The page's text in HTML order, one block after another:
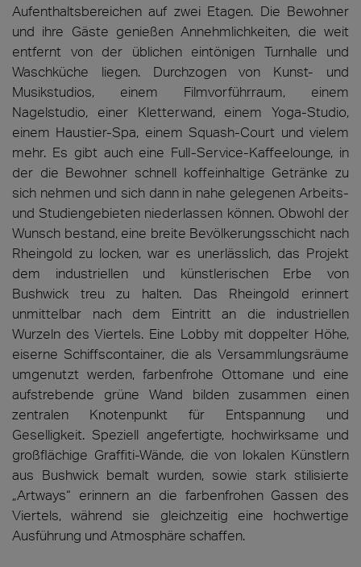
Aufenthaltsbereichen auf zwei Etagen. Die Bewohner
und ihre Gäste genießen Annehmlichkeiten, die weit
entfernt von der üblichen eintönigen Turnhalle und
Waschküche liegen. Durchzogen von Kunst- und
Musikstudios, einem Filmvorführraum, einem
Nagelstudio, einer Kletterwand, einem Yoga-Studio,
einem Haustier-Spa, einem Squash-Court und vielem
mehr. Es gibt auch eine Full-Service-Kaffeelounge, in
der die Bewohner schnell koffeinhaltige Getränke zu
sich nehmen und sich dann in nahe gelegenen Arbeits-
und Studiengebieten niederlassen können. Obwohl der
Wunsch bestand, eine breite Bevölkerungsschicht nach
Rheingold zu locken, war es unerlässlich, das Projekt
dem industriellen und künstlerischen Erbe von
Bushwick treu zu halten. Das Rheingold erinnert
unmittelbar nach dem Eintritt an die industriellen
Wurzeln des Viertels. Eine Lobby mit doppelter Höhe,
eiserne Schiffscontainer, die als Versammlungsräume
umgenutzt werden, farbenfrohe Ottomane und eine
aufstrebende grüne Wand bilden zusammen einen
zentralen Knotenpunkt für Entspannung und
Geselligkeit. Speziell angefertigte, hochwirksame und
großflächige Graffiti-Wände, die von lokalen Künstlern
aus Bushwick bemalt wurden, sowie stark stilisierte
„Artways“ erinnern an die farbenfrohen Gassen des
Viertels, während sie gleichzeitig eine hochwertige
Ausführung und Atmosphäre schaffen.